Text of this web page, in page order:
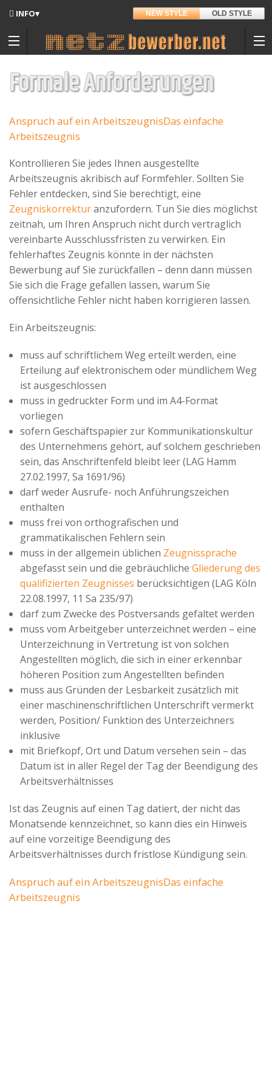
NEW STYLE OLD STYLE
INFO▾
Updates
Entwickler
Hintergrund
Kontakt
Datenschutz
Nutzungsbedingungen
Spenden
Advertiser
Materialpool für Bewerber
Formale Anforderungen
Anspruch auf ein ArbeitszeugnisDas einfache
Arbeitszeugnis
Kontrollieren Sie jedes Ihnen ausgestellte
Arbeitszeugnis akribisch auf Formfehler. Sollten Sie
Fehler entdecken, sind Sie berechtigt, eine
Zeugniskorrekturanzufordern. Tun Sie dies möglichst
zeitnah, um Ihren Anspruch nicht durch vertraglich
vereinbarte Ausschlussfristen zu verwirken. Ein
fehlerhaftes Zeugnis könnte in der nächsten
Bewerbung auf Sie zurückfallen – denn dann müssen
Sie sich die Frage gefallen lassen, warum Sie
offensichtliche Fehler nicht haben korrigieren lassen.
Ein Arbeitszeugnis:
muss auf schriftlichem Weg erteilt werden, eine
Erteilung auf elektronischem oder mündlichem Weg
ist ausgeschlossen
muss in gedruckter Form und im A4-Format
vorliegen
sofern Geschäftspapier zur Kommunikationskultur
des Unternehmens gehört, auf solchem geschrieben
sein, das Anschriftenfeld bleibt leer (LAG Hamm
27.02.1997, Sa 1691/96)
darf weder Ausrufe- noch Anführungszeichen
enthalten
muss frei von orthografischen und
grammatikalischen Fehlern sein
muss in der allgemein üblichen Zeugnissprache
abgefasst sein und die gebräuchliche Gliederung des
qualifizierten Zeugnisses berücksichtigen (LAG Köln
22.08.1997, 11 Sa 235/97)
darf zum Zwecke des Postversands gefaltet werden
muss vom Arbeitgeber unterzeichnet werden – eine
Unterzeichnung in Vertretung ist von solchen
Angestellten möglich, die sich in einer erkennbar
höheren Position zum Angestellten befinden
muss aus Gründen der Lesbarkeit zusätzlich mit
einer maschinenschriftlichen Unterschrift vermerkt
werden, Position/ Funktion des Unterzeichners
inklusive
mit Briefkopf, Ort und Datum versehen sein – das
Datum ist in aller Regel der Tag der Beendigung des
Arbeitsverhältnisses
Ist das Zeugnis auf einen Tag datiert, der nicht das
Monatsende kennzeichnet, so kann dies ein Hinweis
auf eine vorzeitige Beendigung des
Arbeitsverhältnisses durch fristlose Kündigung sein.
Anspruch auf ein ArbeitszeugnisDas einfache
Arbeitszeugnis